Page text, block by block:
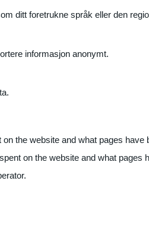
ditt foretrukne språk eller den
informasjon anonymt.
the website and what pages have
on the website and what pages